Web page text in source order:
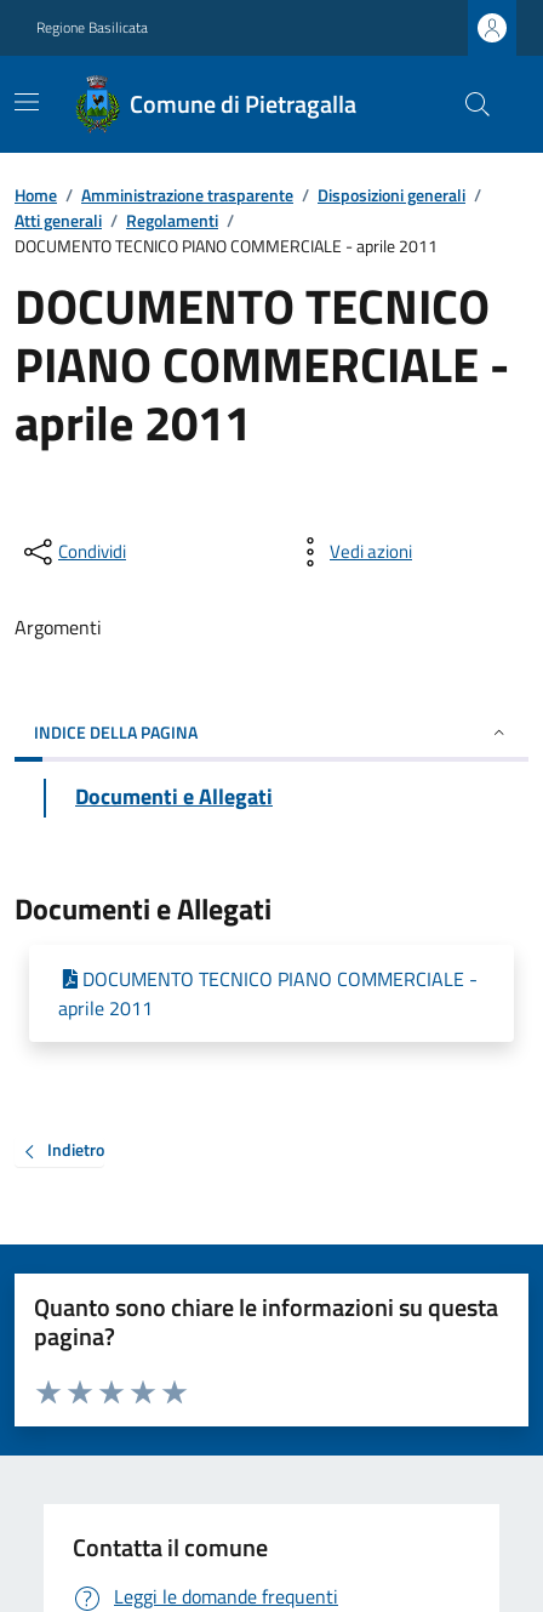
Regione Basilicata
Comune di Pietragalla
Home / Amministrazione trasparente / Disposizioni generali /
Atti generali / Regolamenti /
DOCUMENTO TECNICO PIANO COMMERCIALE - aprile 2011
DOCUMENTO TECNICO
PIANO COMMERCIALE -
aprile 2011
Condividi Vedi azioni
Argomenti
INDICE DELLA PAGINA
Documenti e Allegati
Documenti e Allegati
DOCUMENTO TECNICO PIANO COMMERCIALE -
aprile 2011
Indietro
Quanto sono chiare le informazioni su questa
pagina?
Valuta da 1 a 5 stelle la pagina
Valuta 5 stelle su 5
Valuta 4 stelle su 5
Valuta 3 stelle su 5
Valuta 2 stelle su 5
Valuta 1 stelle su 5
Contatta il comune
Leggi le domande frequenti